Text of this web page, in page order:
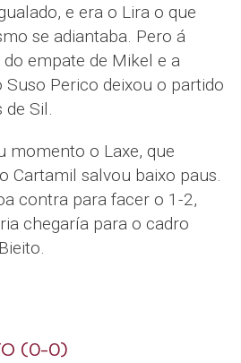
e era o Lira o que
se adiantaba. Pero á
empate de Mikel e a
Perico deixou o partido
Sil.
momento o Laxe, que
Cartamil salvou baixo paus.
contra para facer o 1-2,
chegaría para o cadro
(0-0)